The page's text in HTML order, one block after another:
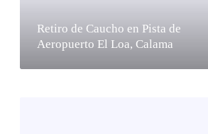
Retiro de Caucho en Pista de
Aeropuerto El Loa, Calama